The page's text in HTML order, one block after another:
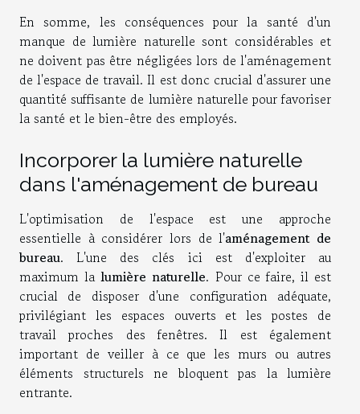
En somme, les conséquences pour la santé d'un
manque de lumière naturelle sont considérables et
ne doivent pas être négligées lors de l'aménagement
de l'espace de travail. Il est donc crucial d'assurer une
quantité suffisante de lumière naturelle pour favoriser
la santé et le bien-être des employés.
Incorporer la lumière naturelle
dans l'aménagement de bureau
L'optimisation de l'espace est une approche
essentielle à considérer lors de l'aménagement de
bureau. L'une des clés ici est d'exploiter au
maximum lalumière naturelle. Pour ce faire, il est
crucial de disposer d'une configuration adéquate,
privilégiant les espaces ouverts et les postes de
travail proches des fenêtres. Il est également
important de veiller à ce que les murs ou autres
éléments structurels ne bloquent pas la lumière
entrante.